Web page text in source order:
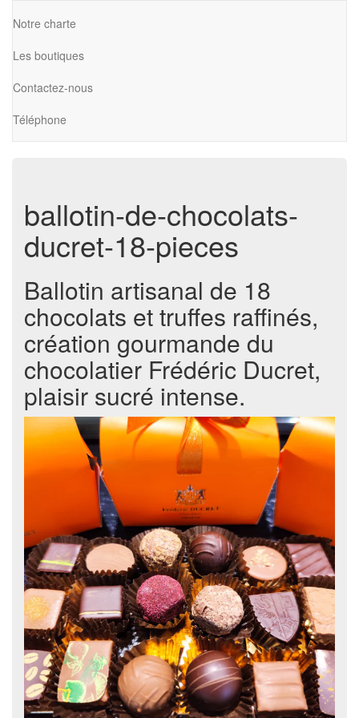
Notre charte
Les boutiques
Contactez-nous
Téléphone
ballotin-de-chocolats-
ducret-18-pieces
Ballotin artisanal de 18
chocolats et truffes raffinés,
création gourmande du
chocolatier Frédéric Ducret,
plaisir sucré intense.